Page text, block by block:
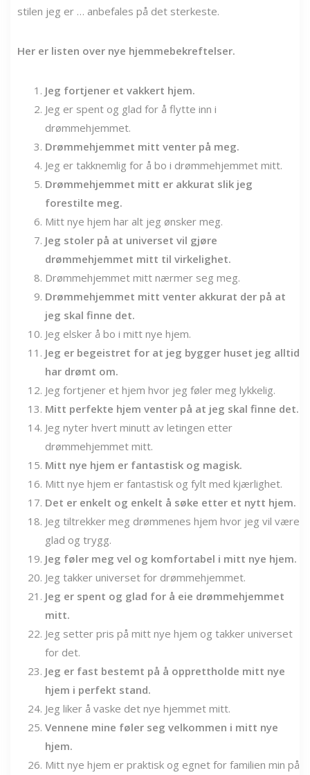
stilen jeg er … anbefales på det sterkeste.
Her er listen over nye hjemmebekreftelser.
Jeg fortjener et vakkert hjem.
Jeg er spent og glad for å flytte inn i
drømmehjemmet.
Drømmehjemmet mitt venter på meg.
Jeg er takknemlig for å bo i drømmehjemmet mitt.
Drømmehjemmet mitt er akkurat slik jeg
forestilte meg.
Mitt nye hjem har alt jeg ønsker meg.
Jeg stoler på at universet vil gjøre
drømmehjemmet mitt til virkelighet.
Drømmehjemmet mitt nærmer seg meg.
Drømmehjemmet mitt venter akkurat der på at
jeg skal finne det.
Jeg elsker å bo i mitt nye hjem.
Jeg er begeistret for at jeg bygger huset jeg alltid
har drømt om.
Jeg fortjener et hjem hvor jeg føler meg lykkelig.
Mitt perfekte hjem venter på at jeg skal finne det.
Jeg nyter hvert minutt av letingen etter
drømmehjemmet mitt.
Mitt nye hjem er fantastisk og magisk.
Mitt nye hjem er fantastisk og fylt med kjærlighet.
Det er enkelt og enkelt å søke etter et nytt hjem.
Jeg tiltrekker meg drømmenes hjem hvor jeg vil være
glad og trygg.
Jeg føler meg vel og komfortabel i mitt nye hjem.
Jeg takker universet for drømmehjemmet.
Jeg er spent og glad for å eie drømmehjemmet
mitt.
Jeg setter pris på mitt nye hjem og takker universet
for det.
Jeg er fast bestemt på å opprettholde mitt nye
hjem i perfekt stand.
Jeg liker å vaske det nye hjemmet mitt.
Vennene mine føler seg velkommen i mitt nye
hjem.
Mitt nye hjem er praktisk og egnet for familien min på